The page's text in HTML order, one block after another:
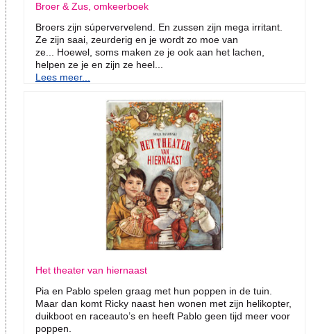
Broer & Zus, omkeerboek
Broers zijn súpervervelend. En zussen zijn mega irritant.
Ze zijn saai, zeurderig en je wordt zo moe van
ze... Hoewel, soms maken ze je ook aan het lachen,
helpen ze je en zijn ze heel...
Lees meer...
Het theater van hiernaast
Pia en Pablo spelen graag met hun poppen in de tuin.
Maar dan komt Ricky naast hen wonen met zijn helikopter,
duikboot en raceauto’s en heeft Pablo geen tijd meer voor
poppen.